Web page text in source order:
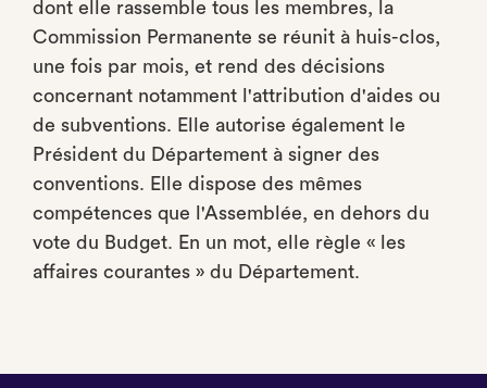
dont elle rassemble tous les membres, la
Commission Permanente se réunit à huis-clos,
une fois par mois, et rend des décisions
concernant notamment l'attribution d'aides ou
de subventions. Elle autorise également le
Président du Département à signer des
conventions. Elle dispose des mêmes
compétences que l'Assemblée, en dehors du
vote du Budget. En un mot, elle règle « les
affaires courantes » du Département.